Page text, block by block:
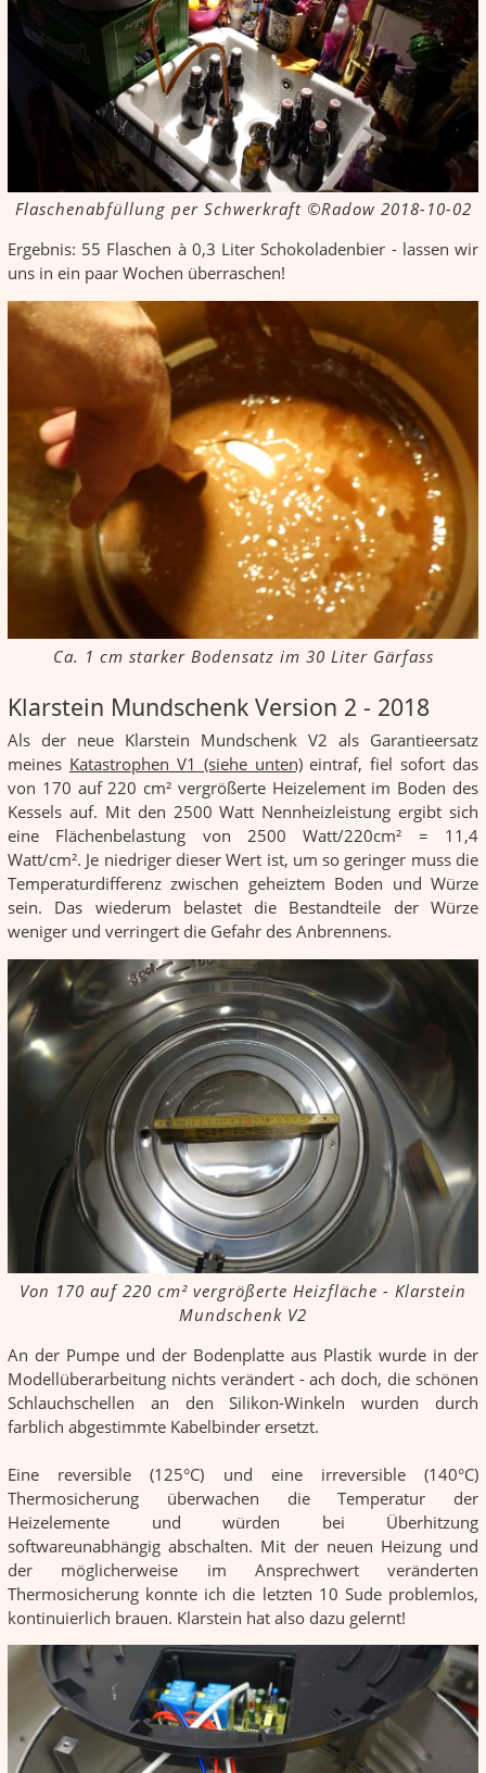
Flaschenabfüllung per Schwerkraft ©Radow 2018-10-02
Ergebnis: 55 Flaschen à 0,3 Liter Schokoladenbier - lassen wir
uns in ein paar Wochen über­raschen!
Ca. 1 cm starker Bodensatz im 30 Liter Gärfass
Klarstein Mundschenk Version 2 - 2018
Als der neue Klarstein Mundschenk V2 als Garantieersatz
meines Katastrophen V1 (siehe unten)eintraf, fiel sofort das
von 170 auf 220 cm² vergrößerte Heizelement im Boden des
Kessels auf. Mit den 2500 Watt Nennheizleistung ergibt sich
eine Flächenbelastung von 2500 Watt/220cm² = 11,4
Watt/cm². Je niedriger dieser Wert ist, um so geringer muss die
Temperaturdifferenz zwischen geheiztem Boden und Würze
sein. Das wiederum belastet die Bestandteile der Würze
weniger und verringert die Gefahr des Anbrennens.
Von 170 auf 220 cm² vergrößerte Heizfläche - Klarstein
Mundschenk V2
An der Pumpe und der Bodenplatte aus Plastik wurde in der
Modellüberarbeitung nichts verändert - ach doch, die schönen
Schlauchschellen an den Silikon-Winkeln wurden durch
farblich abgestimmte Kabelbinder ersetzt.
Eine reversible (125°C) und eine irreversible (140°C)
Thermosicherung überwachen die Temperatur der
Heizelemente und würden bei Überhitzung
softwareunabhängig abschalten. Mit der neuen Heizung und
der möglicherweise im Ansprechwert veränderten
Thermosicherung konnte ich die letzten 10 Sude problemlos,
kontinuierlich brauen. Klarstein hat also dazu gelernt!